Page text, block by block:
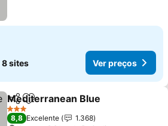
8 sites Ver preços
PartilharAdicionar aos favoritos
Mediterranean Blue
3 Estrelas
8,8 Excelente
1.368